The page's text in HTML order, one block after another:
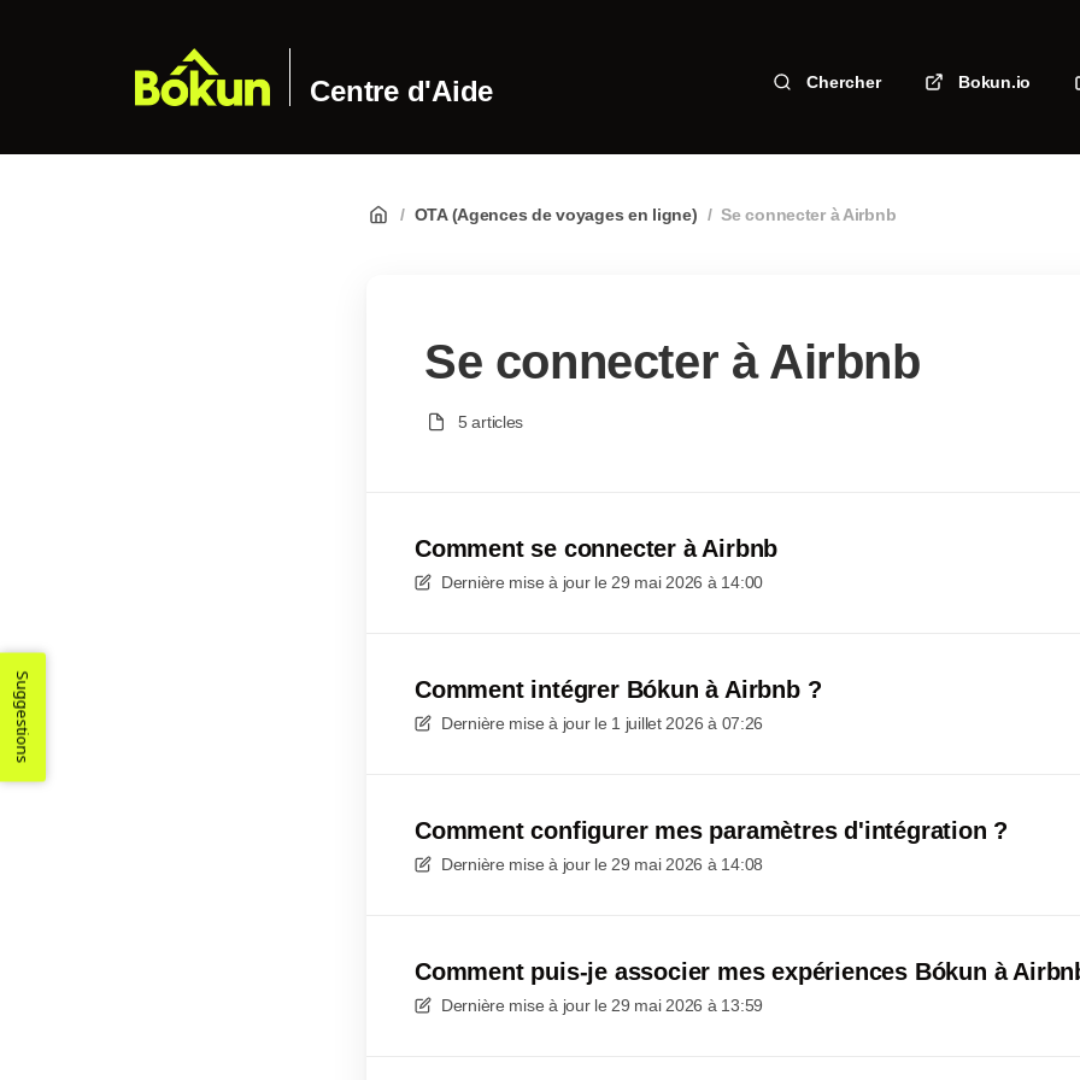
Centre d'Aide Chercher Bokun.io
/ OTA (Agences de voyages en ligne) / Se connecter à Airbnb
Se connecter à Airbnb
5 articles
Comment se connecter à Airbnb
Dernière mise à jour le 29 mai 2026 à 14:00
Comment intégrer Bókun à Airbnb ?
Dernière mise à jour le 1 juillet 2026 à 07:26
Comment configurer mes paramètres d'intégration ?
Dernière mise à jour le 29 mai 2026 à 14:08
Comment puis-je associer mes expériences Bókun à
Dernière mise à jour le 29 mai 2026 à 13:59
Suggestions